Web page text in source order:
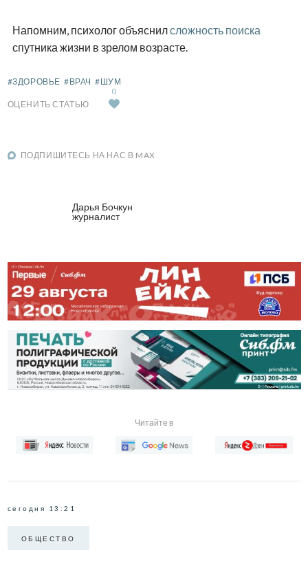
Напомним, психолог объяснилсложность поиска
спутника жизни в зрелом возрасте.
#ЗДОРОВЬЕ #ВРАЧ #ШУМ
ОЦЕНИТЬ СТАТЬЮ
0
ПОДПИШИТЕСЬ НА НАС В MAX
Дарья Бочкун
журналист
Читайте в
сегодня 13:21
ОБЩЕСТВО